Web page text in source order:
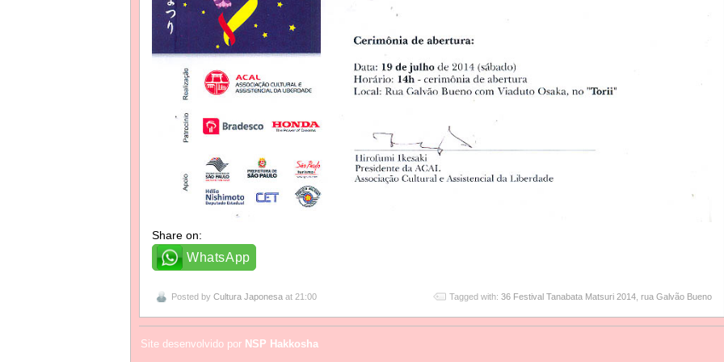
Share on:
WhatsApp
Posted by Cultura Japonesa at 21:00 Tagged with: 36 Festival Tanabata Matsuri 2014 rua Galvão Bueno
Site desenvolvido por NSP Hakkosha